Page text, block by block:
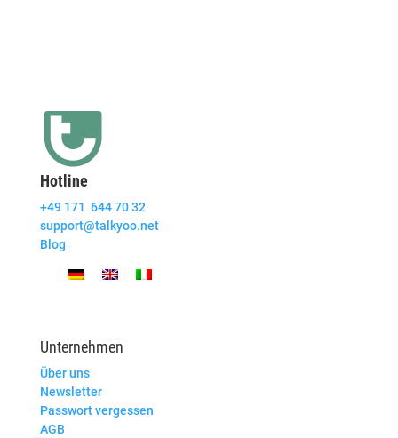
Hotline
+49 171 644 70 32
support@talkyoo.net
Blog
Unternehmen
Über uns
Newsletter
Passwort vergessen
AGB